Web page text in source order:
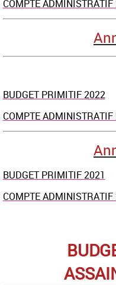
COMPTE
BUDGET PRIMITIF 2022
COMPTE ADMINISTRATIF
BUDGET PRIMITIF 2021
COMPTE ADMINISTRATIF